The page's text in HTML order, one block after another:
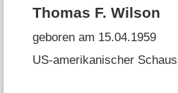
Thomas F. Wilson
geboren am 15.04.1959
US-amerikanischer